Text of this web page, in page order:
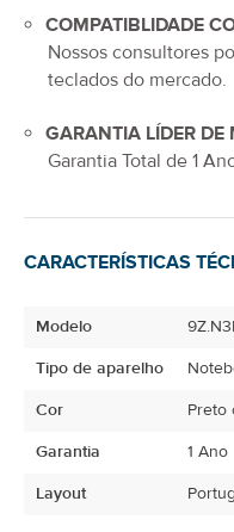
COMPATIBLIDADE
Nossos consultores
teclados do mercado.
GARANTIA LÍDER DE
Garantia Total de 1
CARACTERÍSTICAS
Modelo
Tipo de aparelho
Cor
Preto
Garantia
1 Ano
Layout